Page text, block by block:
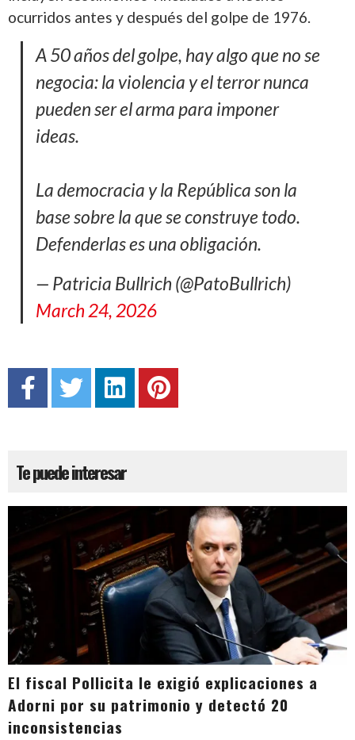
ocurridos antes y después del golpe de 1976.
A 50 años del golpe, hay algo que no se
negocia: la violencia y el terror nunca
pueden ser el arma para imponer
ideas.
La democracia y la República son la
base sobre la que se construye todo.
Defenderlas es una obligación.
— Patricia Bullrich (@PatoBullrich)
March 24, 2026
Te puede interesar
El fiscal Pollicita le exigió explicaciones a
Adorni por su patrimonio y detectó 20
inconsistencias